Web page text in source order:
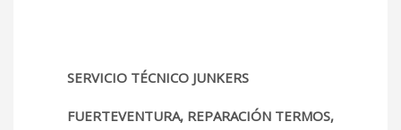
SERVICIO TÉCNICO JUNKERS
FUERTEVENTURA, REPARACIÓN TERMOS,